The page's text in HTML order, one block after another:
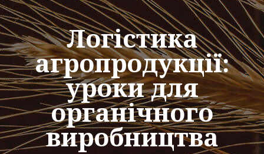
Логістика
агропродукції:
уроки для
органічного
виробництва